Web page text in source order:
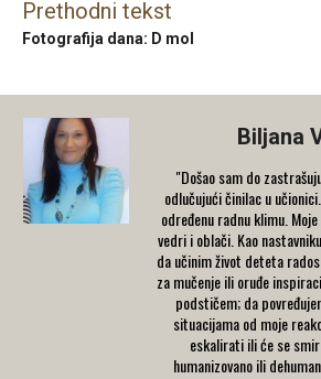
Prethodni tekst
Fotografija dana: D mol
Biljana
"Došao sam do
odlučujući činilac u
određenu radnu klimu.
vedri i oblači. Kao
da učinim život deteta
za mučenje ili oruđe
podstičem; da
situacijama od moje
eskalirati ili će se
humanizovano ili